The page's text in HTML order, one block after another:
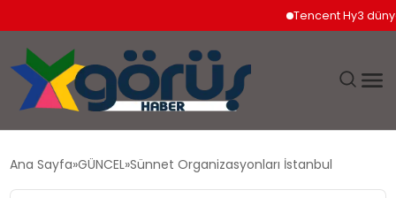
Tencent Hy3 dünya
Ana Sayfa GÜNCEL Sünnet Organizasyonları İstanbul